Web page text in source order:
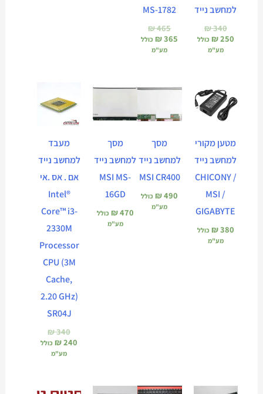
למחשב נייד
₪340
₪250
כולל
מע"מ
MS-1782
₪465
₪365
כולל
מע"מ
מטען מקורי
למחשב נייד
CHICONY /
MSI /
GIGABYTE
₪380
כולל
מע"מ
מסך
למחשב נייד
MSI CR400
₪490
כולל
מע"מ
מסך
למחשב נייד
MSI MS-
16GD
₪470
כולל
מע"מ
מעבד
למחשב נייד
אם . אס .אי
Intel®
Core™ i3-
2330M
Processor
CPU (3M
Cache,
2.20 GHz)
SR04J
₪340
היה:
₪240
הנוכחי
הוא:
כולל
מע"מ